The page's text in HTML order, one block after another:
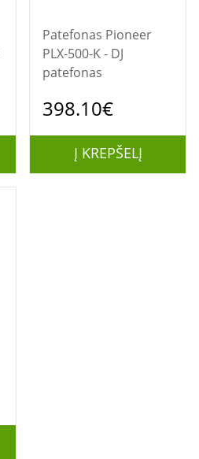
Patefonas Pioneer
PLX-500-K - DJ
patefonas
398.10€
Į KREPŠELĮ